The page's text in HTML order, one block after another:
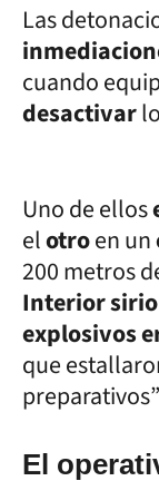
Las
cuando
desactivar
Uno de ellos
elotroen un
200 metros
Interior sirio
explosivos
que
El